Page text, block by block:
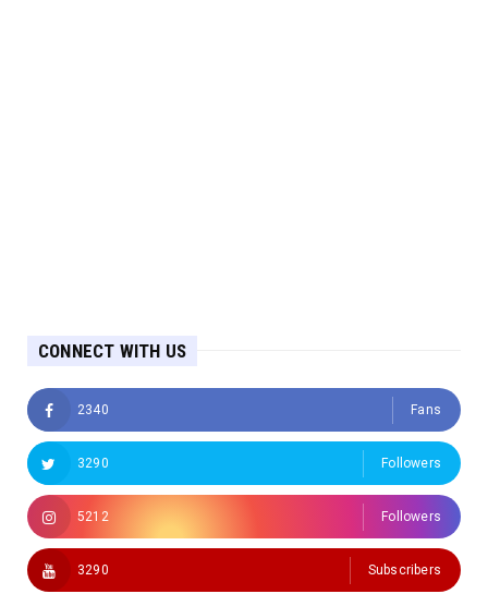
CONNECT WITH US
2340 Fans
3290 Followers
5212 Followers
3290 Subscribers